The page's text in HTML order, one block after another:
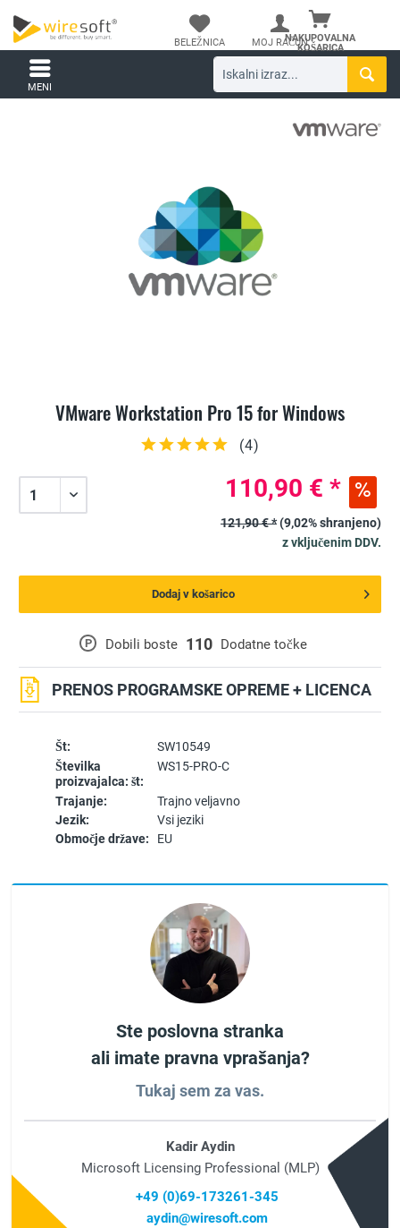
NAKUPOVALNA
KOŠARICA
BELEŽNICA MOJ RAČUN
MENI
VMware Workstation Pro 15 for Windows
(4)
Št:
SW10549
Številka
proizvajalca: št:
WS15-PRO-C
Trajanje:
Trajno veljavno
Jezik:
Vsi jeziki
Območje države:
EU
P Dobili boste 110 Dodatne točke
PRENOS PROGRAMSKE OPREME + LICENCA
110,90 € *
121,90 € *(9,02% shranjeno)
z vključenim DDV.
Dodaj v košarico
Ste poslovna stranka
ali imate pravna vprašanja?
Tukaj sem za vas.
Kadir Aydin
Microsoft Licensing Professional (MLP)
+49 (0)69-173261-345
aydin@wiresoft.com